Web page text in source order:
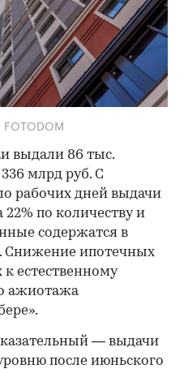
выдали 86 тыс.
млрд руб. С
рабочих дней выдачи
22% по количеству и
содержатся в
Снижение ипотечных
естественному
ажиотажа
— выдачи
после июньского